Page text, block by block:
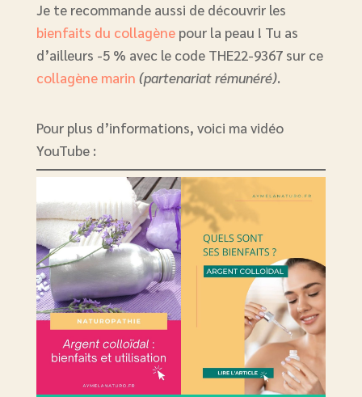
Je te recommande aussi de découvrir les
bienfaits du collagènepour la peau ! Tu as
d’ailleurs -5 % avec le code THE22-9367 sur ce
collagène marin (partenariat rémunéré).
Pour plus d’informations, voici ma vidéo
YouTube :